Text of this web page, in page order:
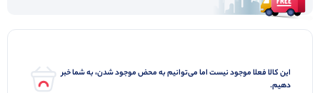
وزن سبک
تعداد در کارتن : 100 عدد
این کالا فعلا موجود نیست اما می‌توانیم به محض موجود شدن، به شما خبر
دهیم.